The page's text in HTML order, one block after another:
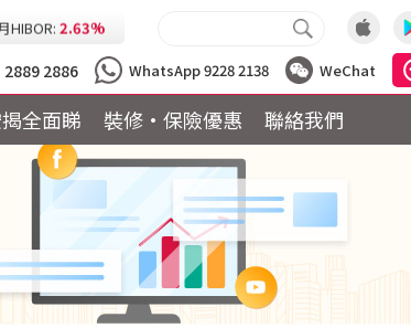
HIBOR: 2.63%
低H按: 3.25%
2889 2886 WhatsApp 9228 2138 WeChat
全面睇 裝修·保險優惠 聯絡我們